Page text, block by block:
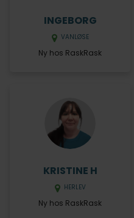
INGEBORG
VANLØSE
Ny hos RaskRask
KRISTINE H
HERLEV
Ny hos RaskRask